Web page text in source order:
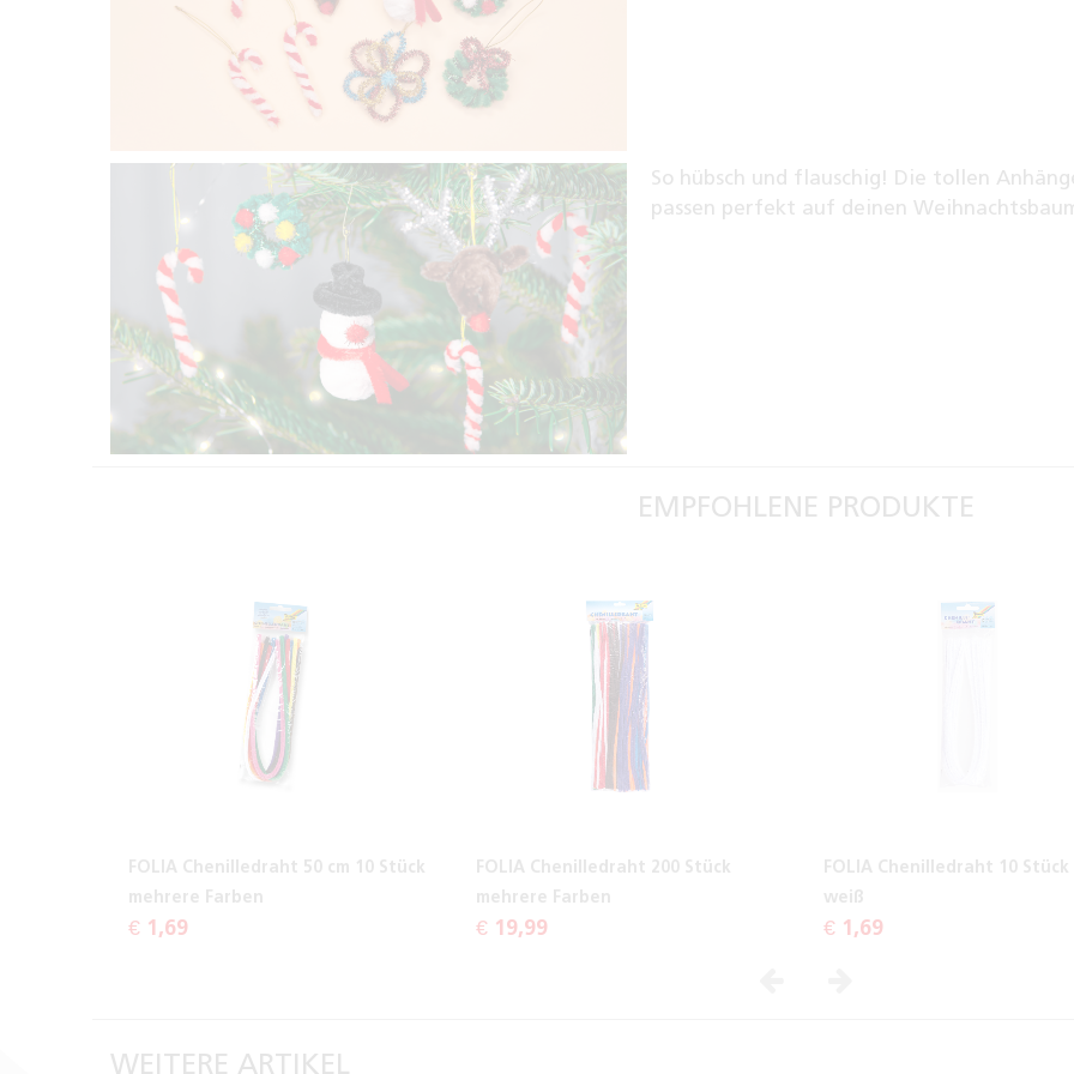
So hübsch und flauschig! Die tollen
passen perfekt auf deinen
EMPFOHLENE PRODUKTE
FOLIA Chenilledraht 50 cm 10 Stück
mehrere Farben
€ 1,69
FOLIA Chenilledraht 200 Stück
mehrere Farben
€ 19,99
FOLIA Chenilledraht 10 Stück
weiß
€ 1,69
WEITERE ARTIKEL